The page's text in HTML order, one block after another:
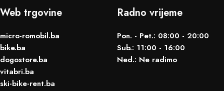
Web trgovine
micro-romobil.ba
bike.ba
dogostore.ba
vitabri.ba
ski-bike-rent.ba
Radno vrijeme
Pon. - Pet.: 08:00 - 20:00
Sub.: 11:00 - 16:00
Ned.: Ne radimo